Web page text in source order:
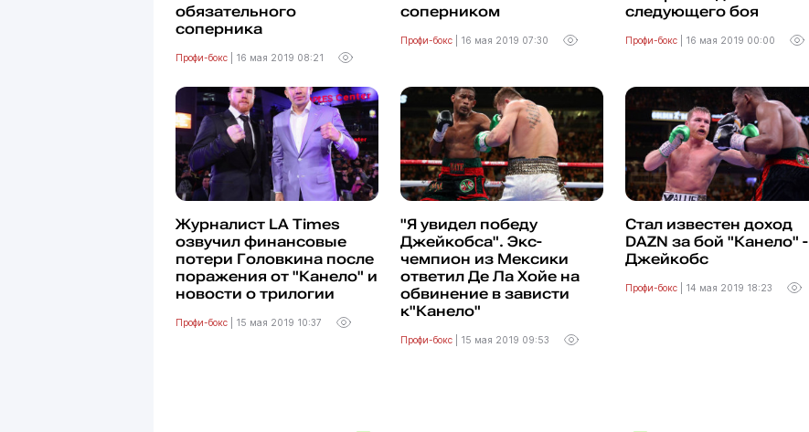
обязательного
соперника
Профи-бокс 16 мая 2019 08:21
соперником
Профи-бокс 16 мая 2019 07:30
следующего боя
Профи-бокс 16 мая 2019 00:00
Журналист LA Times
озвучил финансовые
потери Головкина после
поражения от "Канело" и
новости о трилогии
Профи-бокс 15 мая 2019 10:37
"Я увидел победу
Джейкобса". Экс-
чемпион из Мексики
ответил Де Ла Хойе на
обвинение в зависти
к"Канело"
Профи-бокс 15 мая 2019 09:53
Стал известен доход
DAZN за бой "Канело" -
Джейкобс
Профи-бокс 14 мая 2019 18:23